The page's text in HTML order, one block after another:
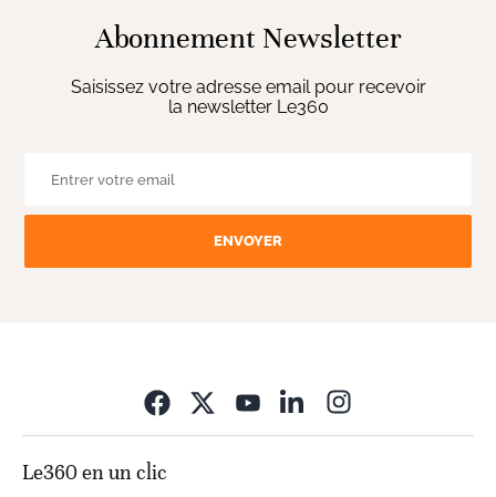
Abonnement Newsletter
Saisissez votre adresse email pour recevoir
la newsletter Le360
ENVOYER
Le360 en un clic